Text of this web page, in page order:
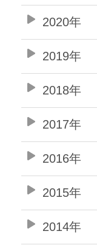
2020年
2019年
2018年
2017年
2016年
2015年
2014年